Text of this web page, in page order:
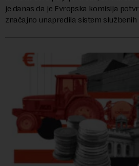
je danas da je Evropska komisija
značajno unapredila sistem